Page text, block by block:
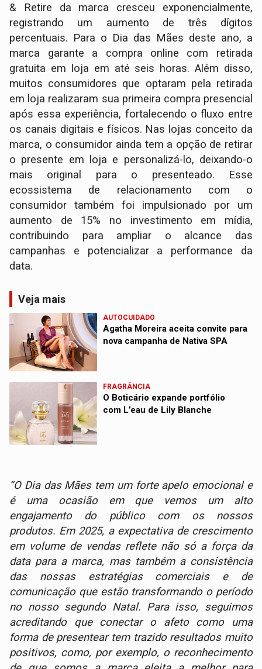
& Retire da marca cresceu exponencialmente,
registrando um aumento de três dígitos
percentuais. Para o Dia das Mães deste ano, a
marca garante a compra online com retirada
gratuita em loja em até seis horas. Além disso,
muitos consumidores que optaram pela retirada
em loja realizaram sua primeira compra presencial
após essa experiência, fortalecendo o fluxo entre
os canais digitais e físicos. Nas lojas conceito da
marca, o consumidor ainda tem a opção de retirar
o presente em loja e personalizá-lo, deixando-o
mais original para o presenteado. Esse
ecossistema de relacionamento com o
consumidor também foi impulsionado por um
aumento de 15% no investimento em mídia,
contribuindo para ampliar o alcance das
campanhas e potencializar a performance da
data.
Veja mais
AUTOCUIDADO
Agatha Moreira aceita convite para
nova campanha de Nativa SPA
FRAGRÂNCIA
O Boticário expande portfólio
com L’eau de Lily Blanche
“O Dia das Mães tem um forte apelo emocional e
é uma ocasião em que vemos um alto
engajamento do público com os nossos
produtos. Em 2025, a expectativa de crescimento
em volume de vendas reflete não só a força da
data para a marca, mas também a consistência
das nossas estratégias comerciais e de
comunicação que estão transformando o período
no nosso segundo Natal. Para isso, seguimos
acreditando que conectar o afeto como uma
forma de presentear tem trazido resultados muito
positivos, como, por exemplo, o reconhecimento